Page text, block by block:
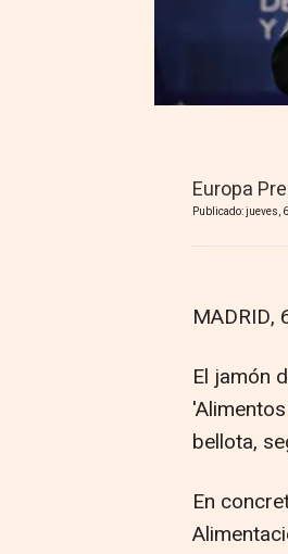
Europa
Publicado: jueves,
MADRID,
El jamón
bellota,
En